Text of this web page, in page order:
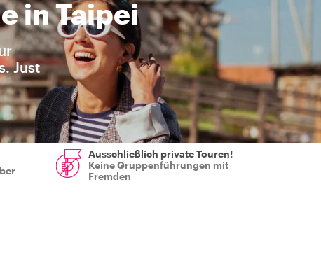
in Taipei
Just
Ausschließlich private Touren!
Keine Gruppenführungen mit
Fremden